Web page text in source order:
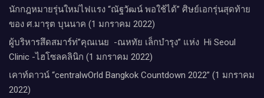
นักกฎหมายรุ่นใหม่ไฟแรง “ณัฐวัฒน์ พอใช้ได้” ศิษย์เอกรุ่นสุดท้าย
ของ ศ.มารุต บุนนาค (1 มกราคม 2022)
ผู้บริหารสึดสมาร์ท่”คุณเนย -ณหทัย เล็กบำรุง” แห่ง Hi Seoul
Clinic -ไฮโซลคลินิก (1 มกราคม 2022)
เคาท์ดาวน์​ “centralwOrld Bangkok Countdown 2022” (1 มกราคม
2022)